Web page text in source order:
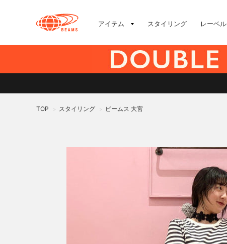
アイテム スタイリング レーベル
TOP > スタイリング > ビームス 大宮